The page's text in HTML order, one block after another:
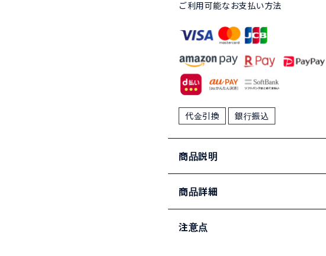
ご利用可能なお支払い方法
代金引換 銀行振込
商品説明
商品詳細
注意点